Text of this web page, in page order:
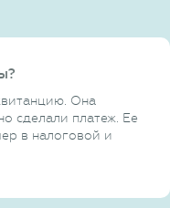
Она
сделали платеж. Ее
в налоговой и